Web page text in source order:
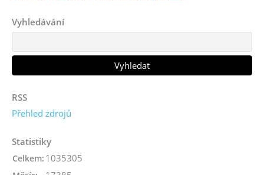
Vyhledávání
RSS
Přehled zdrojů
Statistiky
Celkem: 1035305